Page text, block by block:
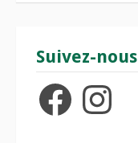
Suivez-nous
FacebookInstagram